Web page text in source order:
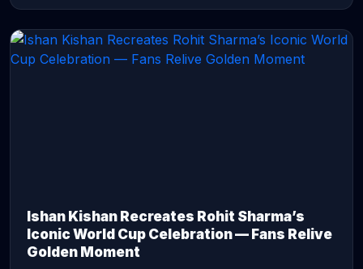
Ishan Kishan Recreates Rohit Sharma’s
Iconic World Cup Celebration — Fans Relive
Golden Moment